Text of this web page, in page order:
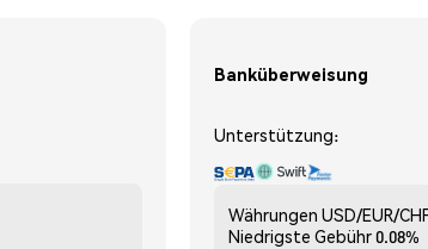
Banküberweisung
Unterstützung:
Währungen USD/EUR/
Niedrigste Gebühr0.08%